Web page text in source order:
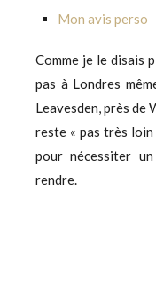
Mon avis perso
Comme je le disais
pas à Londres
Leavesden, près de
reste « pas très
pour nécessiter un
rendre.